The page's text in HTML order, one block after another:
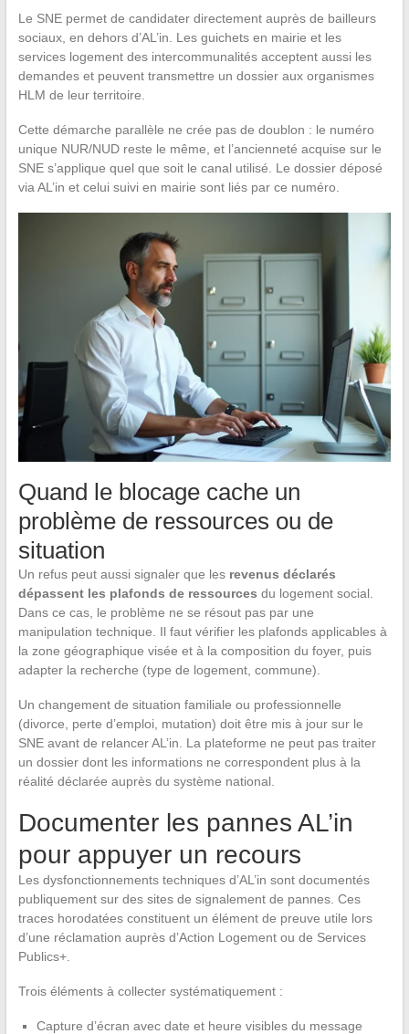
Le SNE permet de candidater directement auprès de bailleurs
sociaux, en dehors d’AL’in. Les guichets en mairie et les
services logement des intercommunalités acceptent aussi les
demandes et peuvent transmettre un dossier aux organismes
HLM de leur territoire.
Cette démarche parallèle ne crée pas de doublon : le numéro
unique NUR/NUD reste le même, et l’ancienneté acquise sur le
SNE s’applique quel que soit le canal utilisé. Le dossier déposé
via AL’in et celui suivi en mairie sont liés par ce numéro.
Quand le blocage cache un
problème de ressources ou de
situation
Un refus peut aussi signaler que les revenus déclarés
dépassent les plafonds de ressources du logement social.
Dans ce cas, le problème ne se résout pas par une
manipulation technique. Il faut vérifier les plafonds applicables à
la zone géographique visée et à la composition du foyer, puis
adapter la recherche (type de logement, commune).
Un changement de situation familiale ou professionnelle
(divorce, perte d’emploi, mutation) doit être mis à jour sur le
SNE avant de relancer AL’in. La plateforme ne peut pas traiter
un dossier dont les informations ne correspondent plus à la
réalité déclarée auprès du système national.
Documenter les pannes AL’in
pour appuyer un recours
Les dysfonctionnements techniques d’AL’in sont documentés
publiquement sur des sites de signalement de pannes. Ces
traces horodatées constituent un élément de preuve utile lors
d’une réclamation auprès d’Action Logement ou de Services
Publics+.
Trois éléments à collecter systématiquement :
Capture d’écran avec date et heure visibles du message